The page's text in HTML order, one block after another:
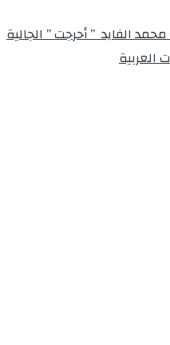
الفايد ” أحرجت ” الجالية
العربية